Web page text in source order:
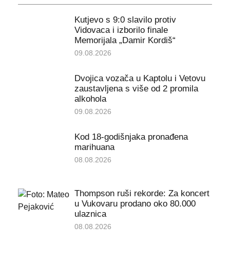
Kutjevo s 9:0 slavilo protiv
Vidovaca i izborilo finale
Memorijala „Damir Kordiš“
09.08.2026
Dvojica vozača u Kaptolu i Vetovu
zaustavljena s više od 2 promila
alkohola
09.08.2026
Kod 18-godišnjaka pronađena
marihuana
08.08.2026
Thompson ruši rekorde: Za koncert
u Vukovaru prodano oko 80.000
ulaznica
08.08.2026